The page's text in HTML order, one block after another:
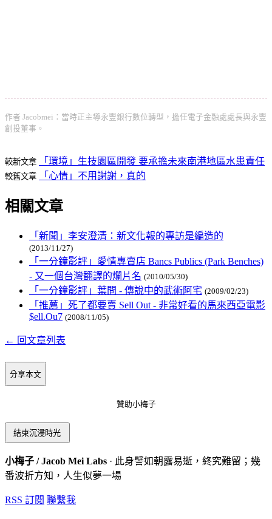
作者 Jacobmei：當時正主導永豐銀行數位轉型，擔任電子金融處處長與永豐
創投董事。
較新文章 「環境」生技園區開發 要承擔未來南港地區水患責任
較舊文章 「心情」不用謝謝，真的
相關文章
「新聞」李安澄清：新文化報的專訪是編造的
(2013/11/27)
「一分鐘影評」愛情專賣店 Bancs Publics (Park Benches)
- 又一個台灣翻譯的爛片名 (2010/05/30)
「一分鐘影評」葉問 - 傳說中的武術阿宅 (2009/02/23)
「推薦」死了都要賣 Sell Out - 非常好看的馬來西亞電影
$ell.Ou7 (2008/11/05)
← 回文章列表
分享本文
贊助小梅子
結束沉浸時光
小梅子 / Jacob Mei Labs · 此身譬如朝露易逝，終究難留；幾
番波折方知，人生似夢一場
RSS 訂閱 聯繫我